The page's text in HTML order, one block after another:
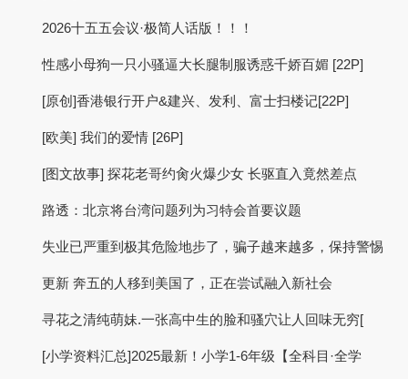
2026十五五会议·极简人话版！！！
性感小母狗一只小骚逼大长腿制服诱惑千娇百媚 [22P]
[原创]香港银行开户&建兴、发利、富士扫楼记[22P]
[欧美] 我们的爱情 [26P]
[图文故事] 探花老哥约肏火爆少女 长驱直入竟然差点
路透：北京将台湾问题列为习特会首要议题
失业已严重到极其危险地步了，骗子越来越多，保持警惕
更新 奔五的人移到美国了，正在尝试融入新社会
寻花之清纯萌妹.一张高中生的脸和骚穴让人回味无穷[
[小学资料汇总]2025最新！小学1-6年级【全科目·全学